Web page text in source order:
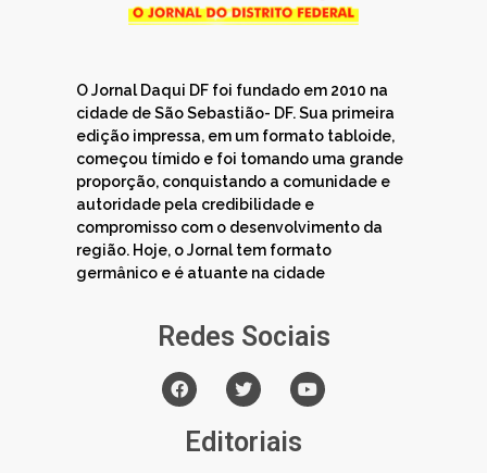
O Jornal Daqui DF foi fundado em 2010 na
cidade de São Sebastião- DF. Sua primeira
edição impressa, em um formato tabloide,
começou tímido e foi tomando uma grande
proporção, conquistando a comunidade e
autoridade pela credibilidade e
compromisso com o desenvolvimento da
região. Hoje, o Jornal tem formato
germânico e é atuante na cidade
Redes Sociais
Editoriais